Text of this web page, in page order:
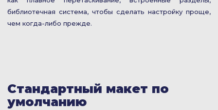
библиотечная система, чтобы сделать настройку проще,
чем когда-либо прежде.
Стандартный макет по
умолчанию